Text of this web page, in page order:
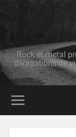
Rock et metal
divagations de